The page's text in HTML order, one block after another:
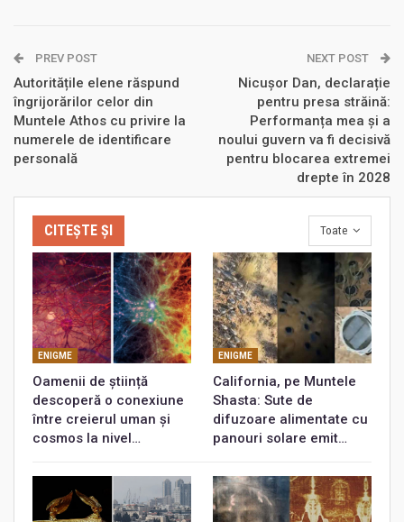
PREV POST
Autoritățile elene răspund
îngrijorărilor celor din
Muntele Athos cu privire la
numerele de identificare
personală
NEXT POST
Nicușor Dan, declarație
pentru presa străină:
Performanța mea și a
noului guvern va fi decisivă
pentru blocarea extremei
drepte în 2028
Toate
CITEȘTE ȘI
ENIGME
Oamenii de știință
descoperă o conexiune
între creierul uman și
cosmos la nivel…
ENIGME
California, pe Muntele
Shasta: Sute de
difuzoare alimentate cu
panouri solare emit…